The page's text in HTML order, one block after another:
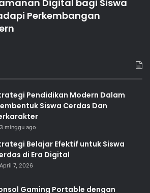
Digital bagi Siswa
Perkembangan
Pendidikan Modern Dalam
Siswa Cerdas Dan
3 minggu ago
Belajar Efektif untuk Siswa
di Era Digital
April 7, 2026
Gaming Portable dengan